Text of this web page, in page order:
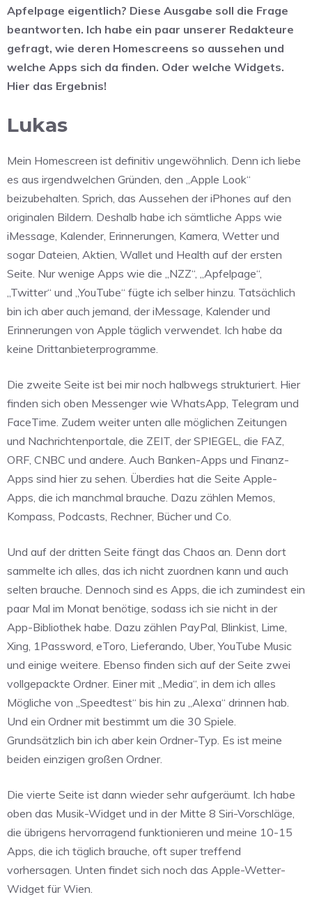
Apfelpage eigentlich? Diese Ausgabe soll die Frage
beantworten. Ich habe ein paar unserer Redakteure
gefragt, wie deren Homescreens so aussehen und
welche Apps sich da finden. Oder welche Widgets.
Hier das Ergebnis!
Lukas
Mein Homescreen ist definitiv ungewöhnlich. Denn ich liebe
es aus irgendwelchen Gründen, den „Apple Look“
beizubehalten. Sprich, das Aussehen der iPhones auf den
originalen Bildern. Deshalb habe ich sämtliche Apps wie
iMessage, Kalender, Erinnerungen, Kamera, Wetter und
sogar Dateien, Aktien, Wallet und Health auf der ersten
Seite. Nur wenige Apps wie die „NZZ“, „Apfelpage“,
„Twitter“ und „YouTube“ fügte ich selber hinzu. Tatsächlich
bin ich aber auch jemand, der iMessage, Kalender und
Erinnerungen von Apple täglich verwendet. Ich habe da
keine Drittanbieterprogramme.
Die zweite Seite ist bei mir noch halbwegs strukturiert. Hier
finden sich oben Messenger wie WhatsApp, Telegram und
FaceTime. Zudem weiter unten alle möglichen Zeitungen
und Nachrichtenportale, die ZEIT, der SPIEGEL, die FAZ,
ORF, CNBC und andere. Auch Banken-Apps und Finanz-
Apps sind hier zu sehen. Überdies hat die Seite Apple-
Apps, die ich manchmal brauche. Dazu zählen Memos,
Kompass, Podcasts, Rechner, Bücher und Co.
Und auf der dritten Seite fängt das Chaos an. Denn dort
sammelte ich alles, das ich nicht zuordnen kann und auch
selten brauche. Dennoch sind es Apps, die ich zumindest ein
paar Mal im Monat benötige, sodass ich sie nicht in der
App-Bibliothek habe. Dazu zählen PayPal, Blinkist, Lime,
Xing, 1Password, eToro, Lieferando, Uber, YouTube Music
und einige weitere. Ebenso finden sich auf der Seite zwei
vollgepackte Ordner. Einer mit „Media“, in dem ich alles
Mögliche von „Speedtest“ bis hin zu „Alexa“ drinnen hab.
Und ein Ordner mit bestimmt um die 30 Spiele.
Grundsätzlich bin ich aber kein Ordner-Typ. Es ist meine
beiden einzigen großen Ordner.
Die vierte Seite ist dann wieder sehr aufgeräumt. Ich habe
oben das Musik-Widget und in der Mitte 8 Siri-Vorschläge,
die übrigens hervorragend funktionieren und meine 10-15
Apps, die ich täglich brauche, oft super treffend
vorhersagen. Unten findet sich noch das Apple-Wetter-
Widget für Wien.